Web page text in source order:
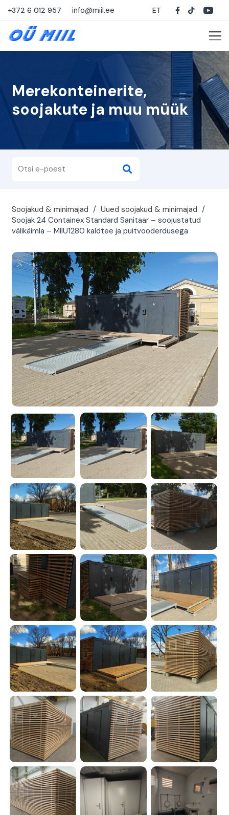
+372 6 012 957 info@miil.ee ET
Merekonteinerite,
soojakute ja muu müük
Soojakud & minimajad / Uued soojakud & minimajad /
Soojak 24 Containex Standard Sanitaar – soojustatud
välikäimla – MIIU1280 kaldtee ja puitvooderdusega